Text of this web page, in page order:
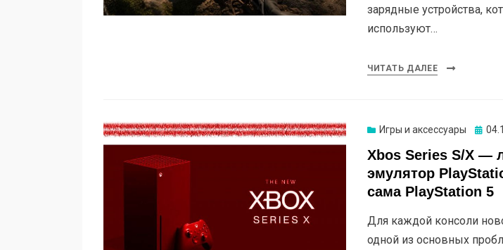
зарядные устройства,
используют…
ЧИТАТЬ ДАЛЕЕ
Игры и аксессуары
Xbos Series S/X —
эмулятор
сама PlayStation 5
Для каждой консоли
одной из основных